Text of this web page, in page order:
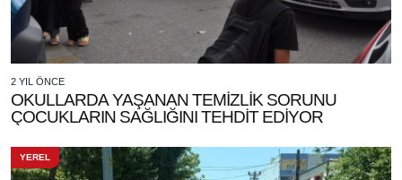
2 YIL ÖNCE
OKULLARDA YAŞANAN TEMİZLİK SORUNU
ÇOCUKLARIN SAĞLIĞINI TEHDİT EDİYOR
YEREL